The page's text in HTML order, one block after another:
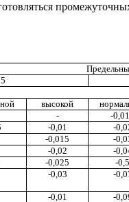
высокой
- -
-0,01 -0
-0,015 -
-0,02 -
-0,025 -0,5
-0,03 -
-0,01 -